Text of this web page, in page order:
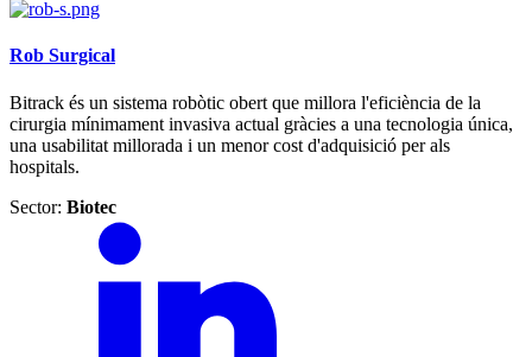
Rob Surgical
Bitrack és un sistema robòtic obert que millora l'eficiència de la
cirurgia mínimament invasiva actual gràcies a una tecnologia única,
una usabilitat millorada i un menor cost d'adquisició per als
hospitals.
Sector: Biotec